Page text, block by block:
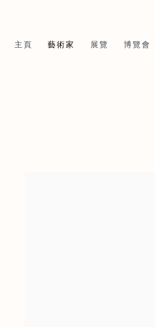
主頁 藝術家 展覽 博覽會